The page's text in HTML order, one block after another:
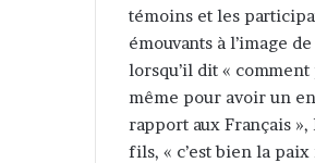
témoins et les
émouvants à l’image
lorsqu’il dit «
même pour avoir un
rapport aux Français
fils, « c’est bien la